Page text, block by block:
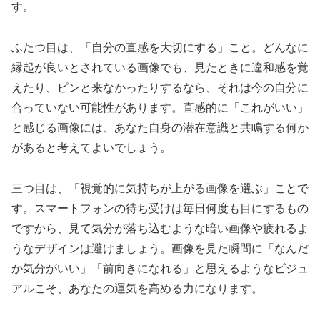
す。
ふたつ目は、「自分の直感を大切にする」こと。どんなに
縁起が良いとされている画像でも、見たときに違和感を覚
えたり、ピンと来なかったりするなら、それは今の自分に
合っていない可能性があります。直感的に「これがいい」
と感じる画像には、あなた自身の潜在意識と共鳴する何か
があると考えてよいでしょう。
三つ目は、「視覚的に気持ちが上がる画像を選ぶ」ことで
す。スマートフォンの待ち受けは毎日何度も目にするもの
ですから、見て気分が落ち込むような暗い画像や疲れるよ
うなデザインは避けましょう。画像を見た瞬間に「なんだ
か気分がいい」「前向きになれる」と思えるようなビジュ
アルこそ、あなたの運気を高める力になります。